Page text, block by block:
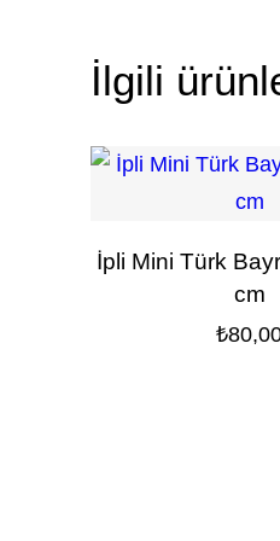
İlgili
İpli Mini Türk
cm
₺